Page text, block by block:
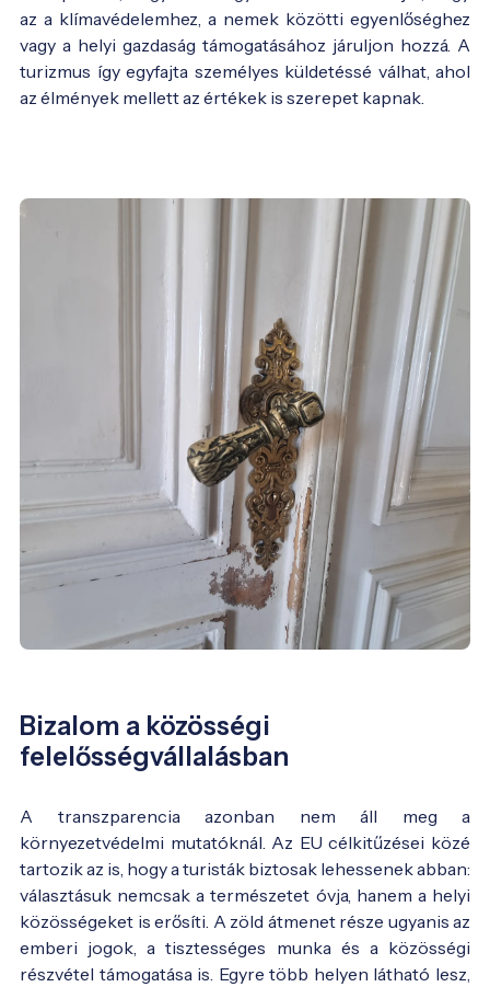
az a klímavédelemhez, a nemek közötti egyenlőséghez
vagy a helyi gazdaság támogatásához járuljon hozzá. A
turizmus így egyfajta személyes küldetéssé válhat, ahol
az élmények mellett az értékek is szerepet kapnak.
Bizalom a közösségi
felelősségvállalásban
A transzparencia azonban nem áll meg a
környezetvédelmi mutatóknál. Az EU célkitűzései közé
tartozik az is, hogy a turisták biztosak lehessenek abban:
választásuk nemcsak a természetet óvja, hanem a helyi
közösségeket is erősíti. A zöld átmenet része ugyanis az
emberi jogok, a tisztességes munka és a közösségi
részvétel támogatása is. Egyre több helyen látható lesz,